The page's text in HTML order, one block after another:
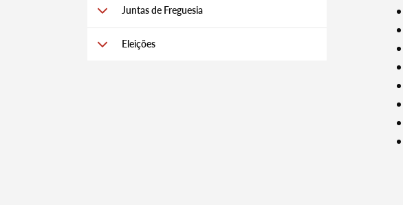
Termo de Pesquisa
Juntas de Freguesia
Eleições